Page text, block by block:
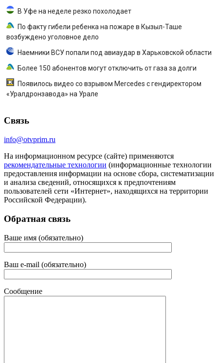
В Уфе на неделе резко похолодает
По факту гибели ребенка на пожаре в Кызыл-Таше
возбуждено уголовное дело
Наемники ВСУ попали под авиаудар в Харьковской области
Более 150 абонентов могут отключить от газа за долги
Появилось видео со взрывом Mercedes с гендиректором
«Уралдронзавода» на Урале
Связь
info@otvprim.ru
На информационном ресурсе (сайте) применяются
рекомендательные технологии (информационные технологии
предоставления информации на основе сбора, систематизации
и анализа сведений, относящихся к предпочтениям
пользователей сети «Интернет», находящихся на территории
Российской Федерации).
Обратная связь
Ваше имя (обязательно)
Ваш e-mail (обязательно)
Сообщение